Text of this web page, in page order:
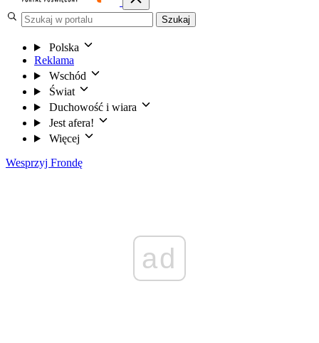
Szukaj
Polska
Reklama
Wschód
Świat
Duchowość i wiara
Jest afera!
Więcej
Wesprzyj Frondę
ad